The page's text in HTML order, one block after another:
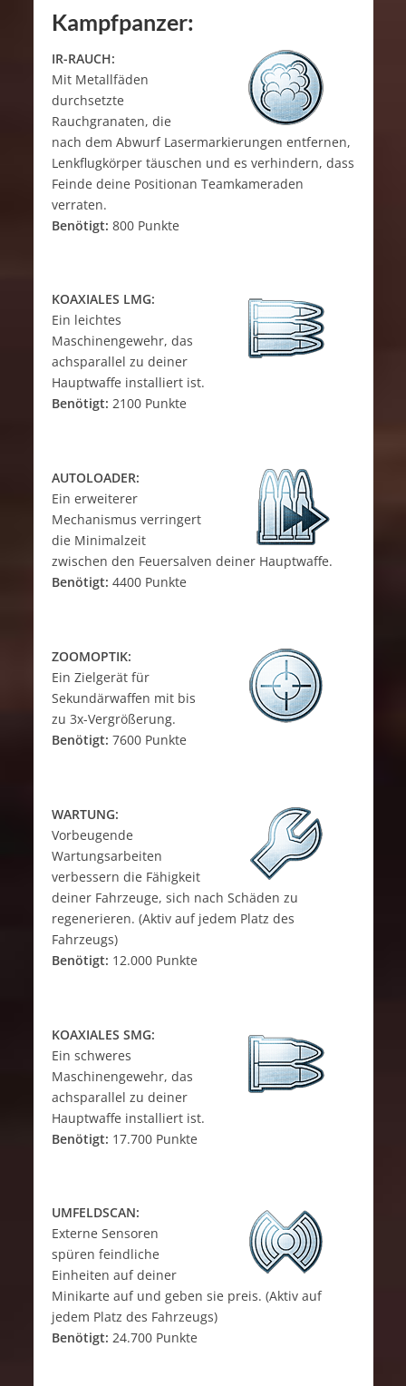
Kampfpanzer:
IR-RAUCH:
Mit Metallfäden
durchsetzte
Rauchgranaten, die
nach dem Abwurf Lasermarkierungen entfernen,
Lenkflugkörper täuschen und es verhindern, dass
Feinde deine Positionan Teamkameraden
verraten.
Benötigt: 800 Punkte
KOAXIALES LMG:
Ein leichtes
Maschinengewehr, das
achsparallel zu deiner
Hauptwaffe installiert ist.
Benötigt: 2100 Punkte
AUTOLOADER:
Ein erweiterer
Mechanismus verringert
die Minimalzeit
zwischen den Feuersalven deiner Hauptwaffe.
Benötigt: 4400 Punkte
ZOOMOPTIK:
Ein Zielgerät für
Sekundärwaffen mit bis
zu 3x-Vergrößerung.
Benötigt: 7600 Punkte
WARTUNG:
Vorbeugende
Wartungsarbeiten
verbessern die Fähigkeit
deiner Fahrzeuge, sich nach Schäden zu
regenerieren. (Aktiv auf jedem Platz des
Fahrzeugs)
Benötigt: 12.000 Punkte
KOAXIALES SMG:
Ein schweres
Maschinengewehr, das
achsparallel zu deiner
Hauptwaffe installiert ist.
Benötigt: 17.700 Punkte
UMFELDSCAN:
Externe Sensoren
spüren feindliche
Einheiten auf deiner
Minikarte auf und geben sie preis. (Aktiv auf
jedem Platz des Fahrzeugs)
Benötigt: 24.700 Punkte